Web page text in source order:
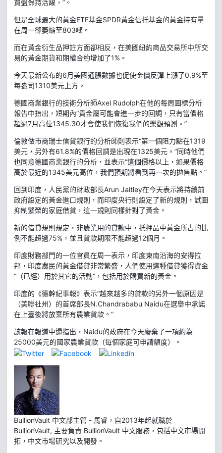
買盤保持活躍，”。
但是全球最大的黃金ETF基金SPDR黃金信托基金的黃金持有量
在周一卻萎縮至803噸。
而在黃金衍生品押註方面卻相反，在美國紐約商品交易所中所交
易的黃金期貨和期權合約增加了1%。
今天最新公布的6月美國通脹數據也促使金價反彈上漲了0.9%至
每盎司1310美元上方。
德國商業銀行的技術分析師Axel Rudolph在他的每周圖標分析
報告中指出，短期內“貴金屬可能會進一步的回調，只有當價格
超過7月高位1345.30才會使我們恢復我們的樂觀預測。”
倫敦做市商瑞士信貸銀行的分析師則表示“第一個阻力點在1319
美元，另外有61.8%的價格回調是出現在1325美元。”同時他們
也同意德國商業銀行的分析，並表示“這個價格以上，如果價格
高於最近的1345美元高位，我們預期將看到再一次的拋售點。”
回到印度，人民黨的財政部長Arun Jaitley在今天表示將持續前
政府設定的黃金進口規則，而印度央行則設定了新的規則，試圖
抑制繁榮的家庭借貸，這一規則同樣針對了黃金。
新的借貸規則規定，非農業用的貸款中，抵押品中黃金所占的比
例不能超過75%，並且貸款期限不能超過12個月。
印度財務部門的一位官員在周一表示，印度東南沿海的安得拉
邦，印度農民的黃金借貸非常繁盛，人們使用這種借貸獲得資金
“（已經）用於其它的活動”，包括用於購買新的黃金。
印度的《德幹紀事報》表示“越來越多的貸款的另外一個原因是
（美聯社州）的首席部長N.Chandrababu Naidu在選舉中承諾
在上臺後將放棄所有農業貸款。”
該報在報道中還指出，Naidu的政府在今天廢棄了一項約為
25000美元的國家農業貸款（每個家庭可申請額度）。
BullionVault 中文部主管 - 馬睿，自2013年起就職於
BullionVault, 主要負責 BullionVault 中文服務，包括中文市場開
拓，中文市場研究以及開發。